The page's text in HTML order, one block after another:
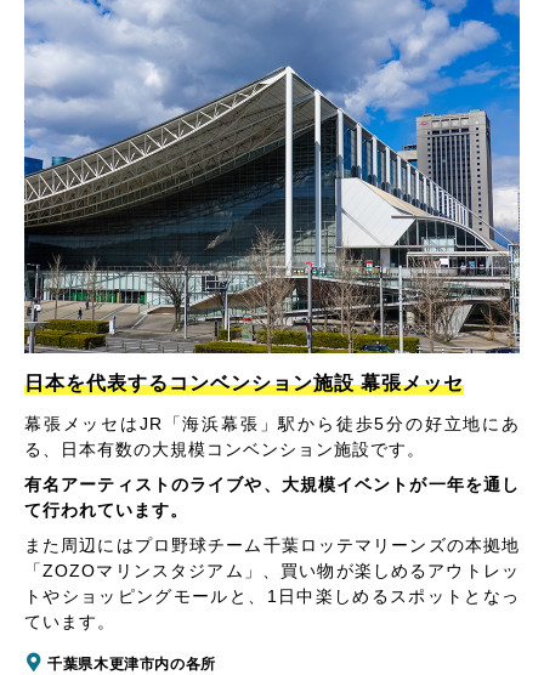
日本を代表するコンベンション施設 幕張メッセ
幕張メッセはJR「海浜幕張」駅から徒歩5分の好立地にあ
る、日本有数の大規模コンベンション施設です。
有名アーティストのライブや、大規模イベントが一年を通し
て行われています。
また周辺にはプロ野球チーム千葉ロッテマリーンズの本拠地
「ZOZOマリンスタジアム」、買い物が楽しめるアウトレッ
トやショッピングモールと、1日中楽しめるスポットとなっ
ています。
千葉県木更津市内の各所